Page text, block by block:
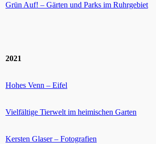
Grün Auf! – Gärten und Parks im Ruhrgebiet
2021
Hohes Venn – Eifel
Vielfältige Tierwelt im heimischen Garten
Kersten Glaser – Fotografien